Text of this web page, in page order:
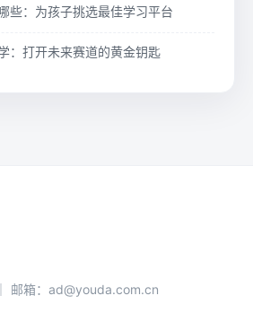
些：为孩子挑选最佳学习平台
：打开未来赛道的黄金钥匙
邮箱：ad@youda.com.cn